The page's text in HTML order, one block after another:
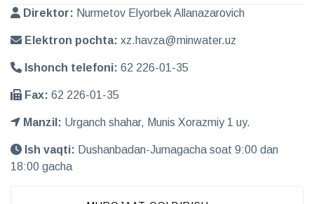
Direktor: Nurmetov Elyorbek Allanazarovich
Elektron pochta: xz.havza@minwater.uz
Ishonch telefoni: 62 226-01-35
Fax: 62 226-01-35
Manzil: Urganch shahar, Munis Xorazmiy 1 uy.
Ish vaqti: Dushanbadan-Jumagacha soat 9:00 dan
18:00 gacha